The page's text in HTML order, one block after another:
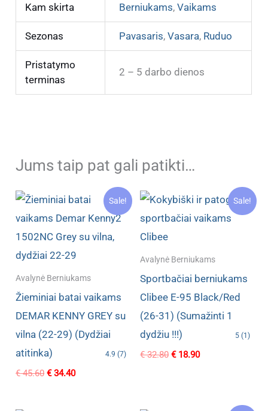
Kam skirta Berniukams, Vaikams
Sezonas Pavasaris, Vasara, Ruduo
Pristatymo
terminas
2 – 5 darbo dienos
Jums taip pat gali patikti…
Sale!
Avalynė Berniukams
Žieminiai batai vaikams
DEMAR KENNY GREY su
vilna (22-29) (Dydžiai
atitinka)
4.9 (7)
€45.60 Original
€34.40Current
Sale!
Avalynė Berniukams
Sportbačiai berniukams
Clibee E-95 Black/Red
(26-31) (Sumažinti 1
dydžiu !!!)
5 (1)
€32.80 Original
€18.90Current